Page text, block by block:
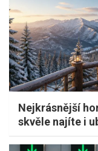
Nejkrásnější
skvěle najíte i